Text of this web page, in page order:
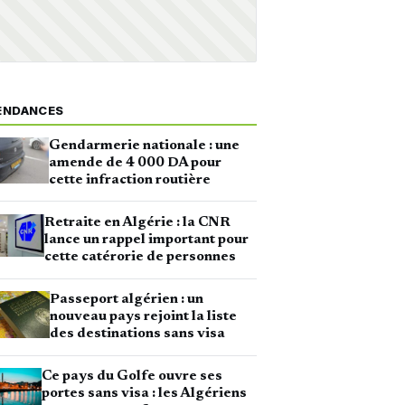
Gendarmerie nationale : une
amende de 4 000 DA pour
cette infraction routière
Retraite en Algérie : la CNR
lance un rappel important pour
cette catérorie de personnes
Passeport algérien : un
nouveau pays rejoint la liste
des destinations sans visa
Ce pays du Golfe ouvre ses
portes sans visa : les Algériens